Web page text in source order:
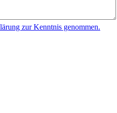
zur Kenntnis genommen.